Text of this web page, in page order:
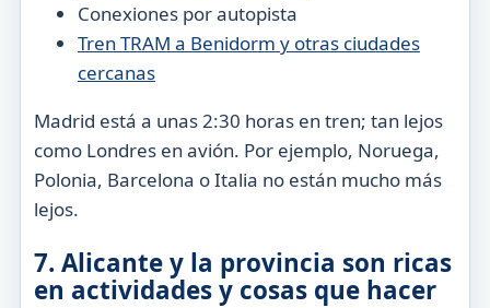
Conexiones por autopista
Tren TRAM a Benidorm y otras ciudades
cercanas
Madrid está a unas 2:30 horas en tren; tan lejos
como Londres en avión. Por ejemplo, Noruega,
Polonia, Barcelona o Italia no están mucho más
lejos.
7. Alicante y la provincia son ricas
en actividades y cosas que hacer